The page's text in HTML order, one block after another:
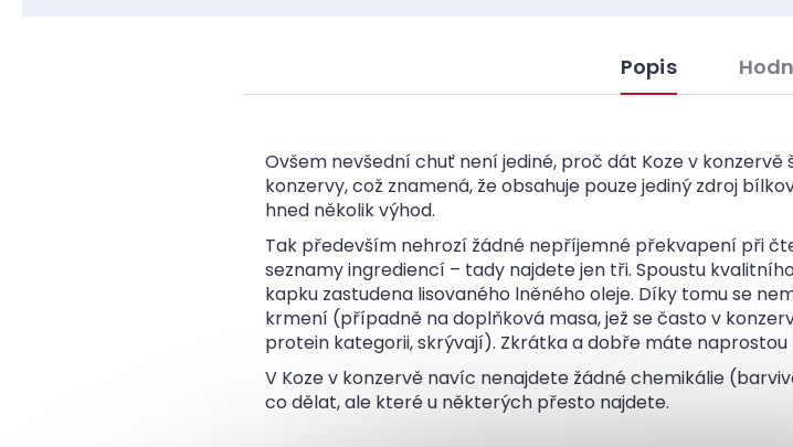
Popis
Ovšem nevšední chuť není jediné, proč dát Koze v
konzervy, což znamená, že obsahuje pouze jediný zdroj
hned několik výhod.
Tak především nehrozí žádné nepříjemné překvapení při
seznamy ingrediencí – tady najdete jen tři. Spoustu
kapku zastudena lisovaného lněného oleje. Díky tomu se
krmení (případně na doplňková masa, jež se často v
protein kategorii, skrývají). Zkrátka a dobře máte
V Koze v konzervě navíc nenajdete žádné chemikálie
co dělat, ale které u některých přesto najdete.